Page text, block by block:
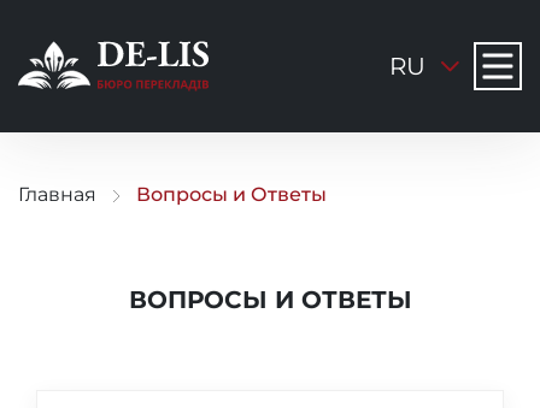
RU
Главная Вопросы и Ответы
ВОПРОСЫ И ОТВЕТЫ